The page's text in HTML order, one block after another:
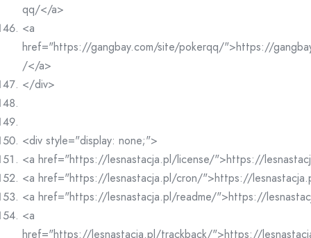
qq/</a>
<a
href="https://gangbay.com/site/pokerqq/">https://
/</a>
</div>
<div style="display: none;">
<a href="https://lesnastacja.pl/license/">https://
<a href="https://lesnastacja.pl/cron/">https://
<a href="https://lesnastacja.pl/readme/">https://
<a
href="https://lesnastacja.pl/trackback/">https://